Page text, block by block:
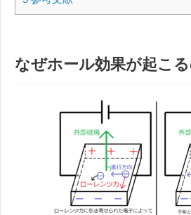
なぜホール効果が起こ